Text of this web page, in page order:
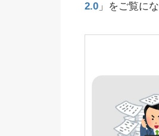
2.0 」をご覧に